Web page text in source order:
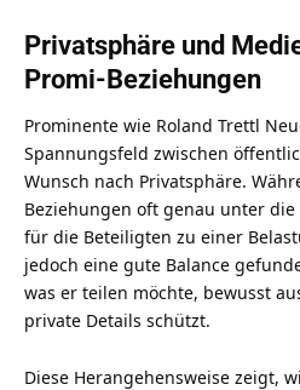
Privatsphäre und
Promi-Beziehungen
Prominente wie Roland Trettl
Spannungsfeld zwischen
Wunsch nach Privatsphäre.
Beziehungen oft genau unter
für die Beteiligten zu einer
jedoch eine gute Balance
was er teilen möchte, bewusst
private Details schützt.
Diese Herangehensweise zeigt,